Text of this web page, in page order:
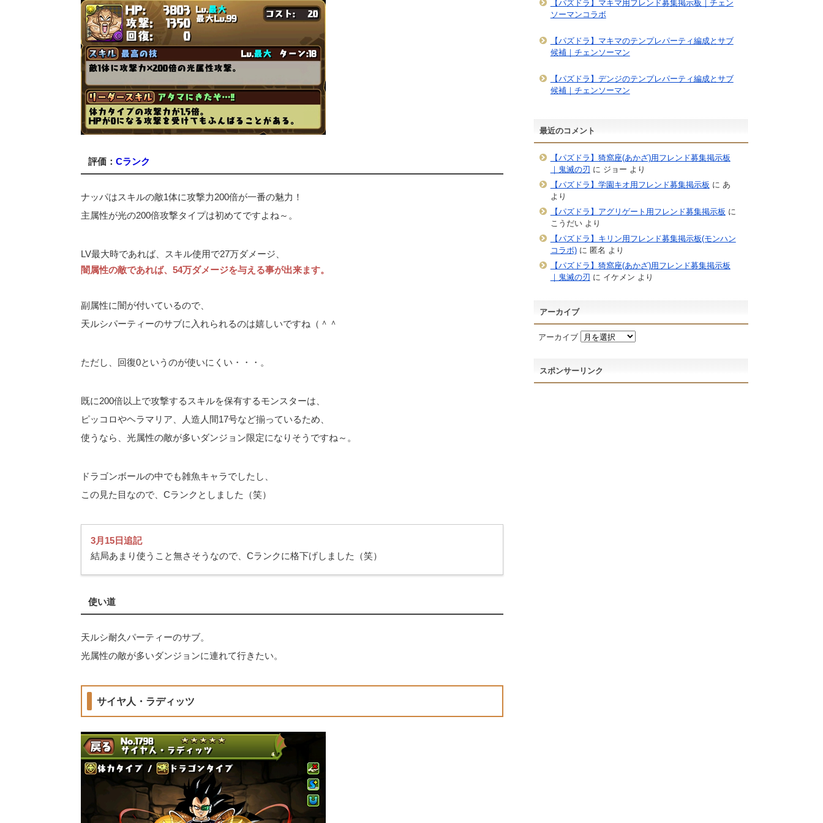
評価： Cランク
ナッパはスキルの敵1体に攻撃力200倍が一番の魅力！
主属性が光の200倍攻撃タイプは初めてですよね～。
LV最大時であれば、スキル使用で27万ダメージ、
闇属性の敵であれば、54万ダメージを与える事が出来ます。
副属性に闇が付いているので、
天ルシパーティーのサブに入れられるのは嬉しいですね（＾＾
ただし、回復0というのが使いにくい・・・。
既に200倍以上で攻撃するスキルを保有するモンスターは、
ピッコロやヘラマリア、人造人間17号など揃っているため、
使うなら、光属性の敵が多いダンジョン限定になりそうですね～。
ドラゴンボールの中でも雑魚キャラでしたし、
この見た目なので、Cランクとしました（笑）
3月15日追記
結局あまり使うこと無さそうなので、Cランクに格下げしました（笑）
使い道
天ルシ耐久パーティーのサブ。
光属性の敵が多いダンジョンに連れて行きたい。
サイヤ人・ラディッツ
【パズドラ】マキマ用フレンド募集掲示板｜チェン
ソーマンコラボ
【パズドラ】マキマのテンプレパーティ編成とサブ
候補｜チェンソーマン
【パズドラ】デンジのテンプレパーティ編成とサブ
候補｜チェンソーマン
最近のコメント
【パズドラ】猗窩座(あかざ)用フレンド募集掲示板
｜鬼滅の刃 に ジョー より
【パズドラ】学園キオ用フレンド募集掲示板 に あ
より
【パズドラ】アグリゲート用フレンド募集掲示板 に
こうだいより
【パズドラ】キリン用フレンド募集掲示板(モンハン
コラボ)に 匿名 より
【パズドラ】猗窩座(あかざ)用フレンド募集掲示板
｜鬼滅の刃 に イケメン より
アーカイブ
アーカイブ
スポンサーリンク